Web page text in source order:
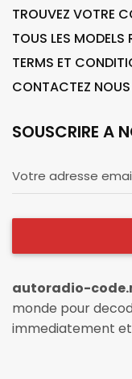
TROUVEZ VOTRE
TOUS LES MODELS
TERMS ET
CONTACTEZ NOUS
SOUSCRIRE A
Votre adresse
autoradio-
monde pour
immediatement